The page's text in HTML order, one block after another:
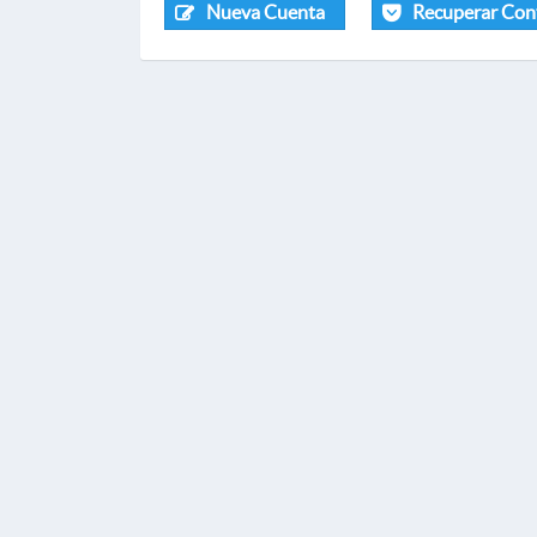
Nueva Cuenta Recuperar